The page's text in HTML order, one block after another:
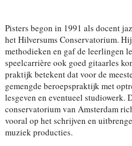
Pisters begon in 1991 als docent
het Hilversums Conservatorium.
methodieken en gaf de leerlingen
speelcarrière ook goed gitaarles
praktijk betekent dat voor de
gemengde beroepspraktijk met
lesgeven en eventueel studiowerk.
conservatorium van Amsterdam
vooral op het schrijven en
muziek producties.